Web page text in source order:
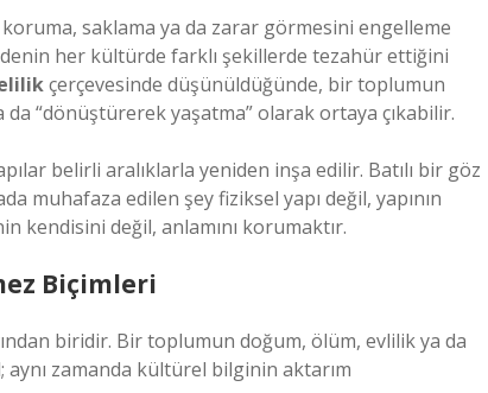
saklama ya da zarar görmesini engelleme
her kültürde farklı şekillerde tezahür ettiğini
çerçevesinde düşünüldüğünde, bir toplumun
da “dönüştürerek yaşatma” olarak ortaya çıkabilir.
belirli aralıklarla yeniden inşa edilir. Batılı bir göz
muhafaza edilen şey fiziksel yapı değil, yapının
kendisini değil, anlamını korumaktır.
Biçimleri
biridir. Bir toplumun doğum, ölüm, evlilik ya da
zamanda kültürel bilginin aktarım